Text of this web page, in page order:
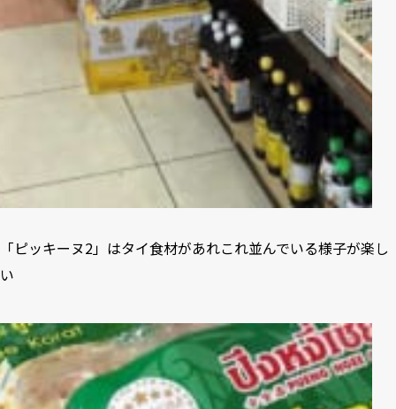
「ピッキーヌ2」はタイ食材があれこれ並んでいる様子が楽し
い